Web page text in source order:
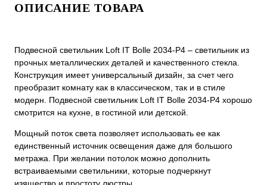
ОПИСАНИЕ ТОВАРА
Подвесной светильник Loft IT Bolle 2034-P4 – светильник из
прочных металлических деталей и качественного стекла.
Конструкция имеет универсальный дизайн, за счет чего
преобразит комнату как в классическом, так и в стиле
модерн. Подвесной светильник Loft IT Bolle 2034-P4 хорошо
смотрится на кухне, в гостиной или детской.
Мощный поток света позволяет использовать ее как
единственный источник освещения даже для большого
метража. При желании потолок можно дополнить
встраиваемыми светильники, которые подчеркнут